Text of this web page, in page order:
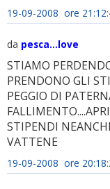
19-09-2008 ore
da pesca...love
STIAMO
PRENDONO GLI
PEGGIO DI
STIPENDI
VATTENE
19-09-2008 ore